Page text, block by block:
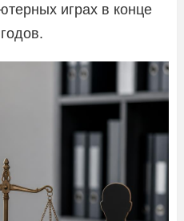
играх в конце